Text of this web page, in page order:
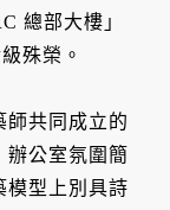
總部大樓」
殊榮。
師共同成立的
辦公室氛圍簡
模型上別具詩